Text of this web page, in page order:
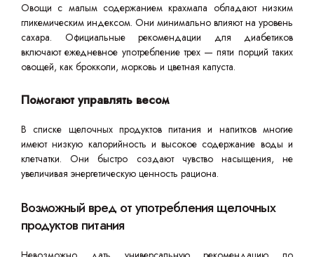
Овощи с малым содержанием крахмала обладают низким
гликемическим индексом. Они минимально влияют на уровень
сахара. Официальные рекомендации для диабетиков
включают ежедневное употребление трех — пяти порций таких
овощей, как брокколи, морковь и цветная капуста.
Помогают управлять весом
В списке щелочных продуктов питания и напитков многие
имеют низкую калорийность и высокое содержание воды и
клетчатки. Они быстро создают чувство насыщения, не
увеличивая энергетическую ценность рациона.
Возможный вред от употребления щелочных
продуктов питания